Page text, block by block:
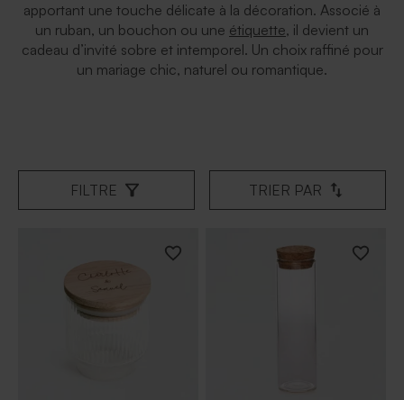
apportant une touche délicate à la décoration. Associé à
un ruban, un bouchon ou une étiquette, il devient un
cadeau d’invité sobre et intemporel. Un choix raffiné pour
un mariage chic, naturel ou romantique.
FILTRE TRIER PAR